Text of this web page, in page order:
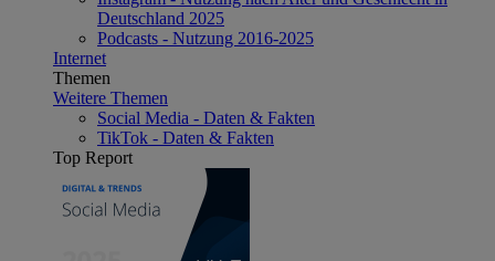
Deutschland 2025
Podcasts - Nutzung 2016-2025
Internet
Themen
Weitere Themen
Social Media - Daten & Fakten
TikTok - Daten & Fakten
Top Report